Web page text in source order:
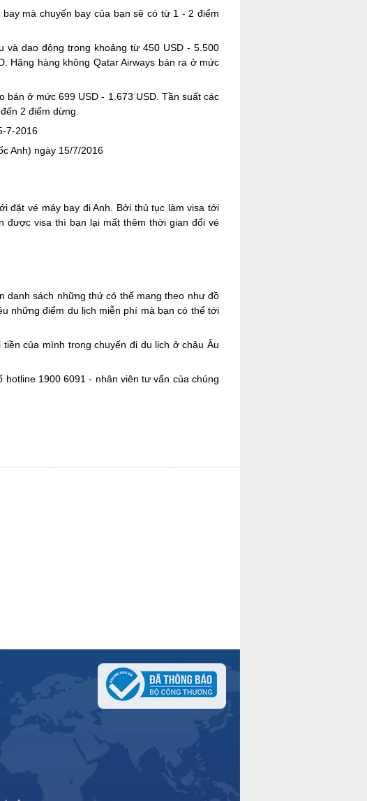
mà chuyến bay của bạn sẽ có từ 1 - 2 điểm
và dao động trong khoảng từ 450 USD - 5.500
Hãng hàng không Qatar Airways bán ra ở mức
ở mức 699 USD - 1.673 USD. Tần suất các
2 điểm dừng.
Anh) ngày 15/7/2016
đặt vé máy bay đi Anh. Bởi thủ tục làm visa tới
được visa thì bạn lại mất thêm thời gian đổi vé
danh sách những thứ có thể mang theo như đồ
những điểm du lịch miễn phí mà bạn có thể tới
của mình trong chuyến đi du lịch ở châu Âu
1900 6091 - nhân viên tư vấn của chúng